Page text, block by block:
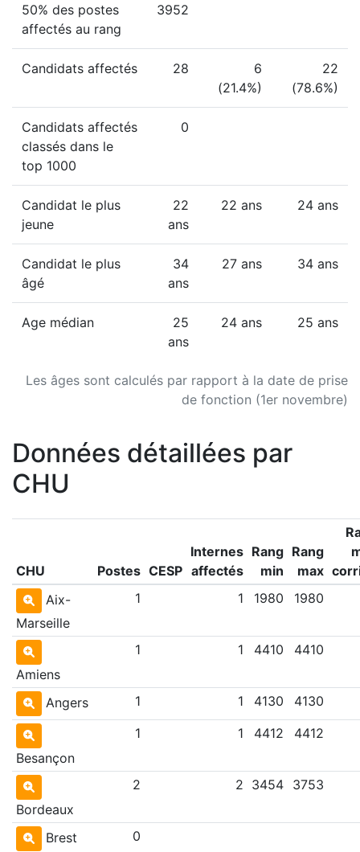
Les âges sont calculés par rapport à la date de prise
de fonction (1er novembre)
50% des postes
affectés au rang
3952
Candidats affectés 28
6
(21.4%)
22
(78.6%)
Candidats affectés
classés dans le
top 1000
0
Candidat le plus
jeune
22
ans
22 ans 24 ans
Candidat le plus
âgé
34
ans
27 ans 34 ans
Age médian
25
ans
24 ans 25 ans
Données détaillées par
CHU
CHU Postes CESP
Internes
affectés
Rang
min
Rang
max
Aix-
Marseille
1 1 1980 1980
Amiens
1 1 4410 4410
Angers 1 1 4130 4130
Besançon
1 1 4412 4412
Bordeaux
2 2 3454 3753
Brest 0